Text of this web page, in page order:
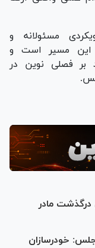
مسئولانه و
این مسیر است و
بر فصلی نوین در
مادر
خودرسازان